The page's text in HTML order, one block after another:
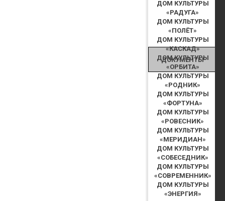
ДОМ КУЛЬТУРЫ
«РАДУГА»
ДОМ КУЛЬТУРЫ
«ПОЛЁТ»
ДОМ КУЛЬТУРЫ
«КАСКАД»
ДОМ КУЛЬТУРЫ
«ОРБИТА»
ДОМ КУЛЬТУРЫ
«РОДНИК»
ДОМ КУЛЬТУРЫ
«ФОРТУНА»
ДОМ КУЛЬТУРЫ
«РОВЕСНИК»
ДОМ КУЛЬТУРЫ
«МЕРИДИАН»
ДОМ КУЛЬТУРЫ
«СОБЕСЕДНИК»
ДОМ КУЛЬТУРЫ
«СОВРЕМЕННИК»
ДОМ КУЛЬТУРЫ
«ЭНЕРГИЯ»
ДОКУМЕНТЫ